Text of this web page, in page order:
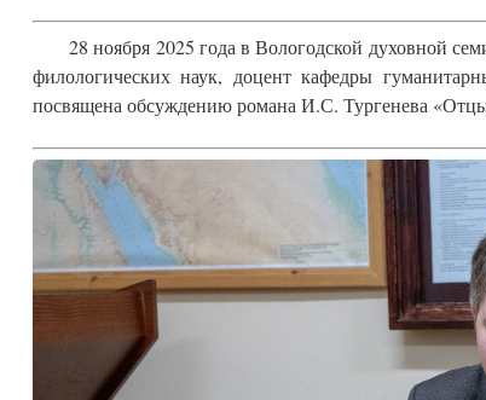
28 ноября 2025 года в Вологодской духовной
филологических наук, доцент кафедры
посвящена обсуждению романа И.С. Тургенева